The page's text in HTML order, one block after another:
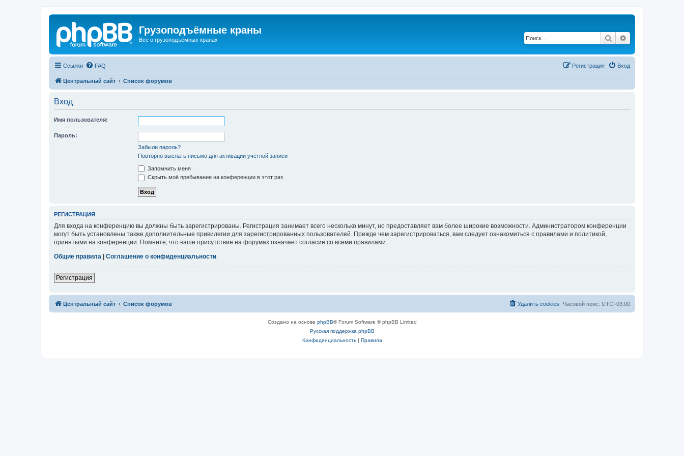
Грузоподъёмные краны
Всё о грузоподъёмных кранах Поиск
Ссылки FAQ Вход
Регистрация
Центральный сайт Список форумов
Вход
Имя пользователя:
Пароль:
Забыли пароль?
Повторно выслать письмо для активации учётной записи
Запомнить меня
Скрыть моё пребывание на конференции в этот раз
РЕГИСТРАЦИЯ
Для входа на конференцию вы должны быть зарегистрированы. Регистрация занимает всего несколько минут, но предоставляет вам более широкие возможности. Администратором конференции
могут быть установлены также дополнительные привилегии для зарегистрированных пользователей. Прежде чем зарегистрироваться, вам следует ознакомиться с правилами и политикой,
принятыми на конференции. Помните, что ваше присутствие на форумах означает согласие со всеми правилами.
Общие правила
Соглашение о конфиденциальности
Регистрация
Центральный сайт Список форумов Часовой пояс: UTC+03:00
Удалить cookies
Создано на основе phpBB® Forum Software © phpBB Limited
Русская поддержка phpBB
Конфиденциальность| Правила